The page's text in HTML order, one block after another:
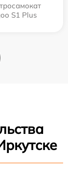
S1 Plus